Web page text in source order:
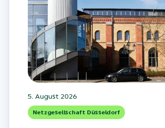
5. August 2026
Netzgesellschaft Düsseldorf